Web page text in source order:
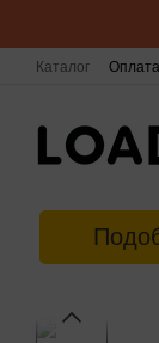
Каталог